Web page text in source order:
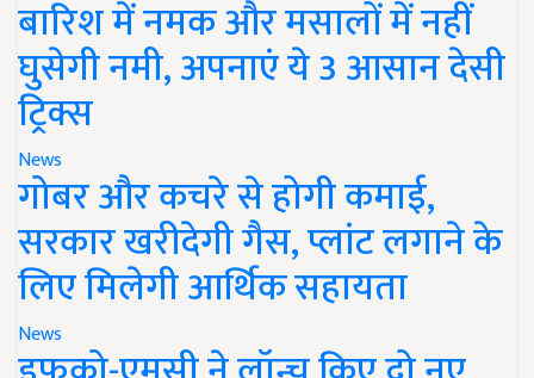
बारिश में नमक और मसालों में नहीं
घुसेगी नमी, अपनाएं ये 3 आसान देसी
ट्रिक्स
News
गोबर और कचरे से होगी कमाई,
सरकार खरीदेगी गैस, प्लांट लगाने के
लिए मिलेगी आर्थिक सहायता
News